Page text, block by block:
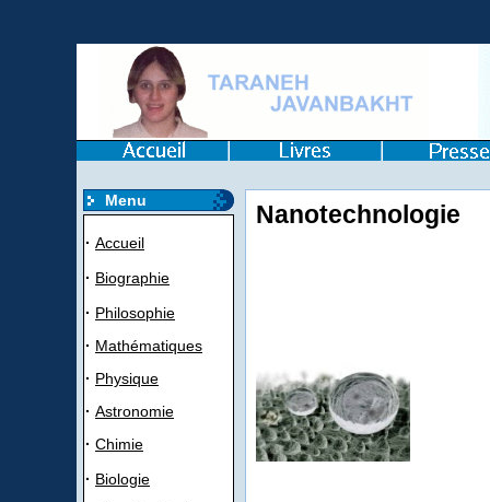
Menu
· Accueil
· Biographie
· Philosophie
· Mathématiques
· Physique
· Astronomie
· Chimie
· Biologie
Nanotechnologie